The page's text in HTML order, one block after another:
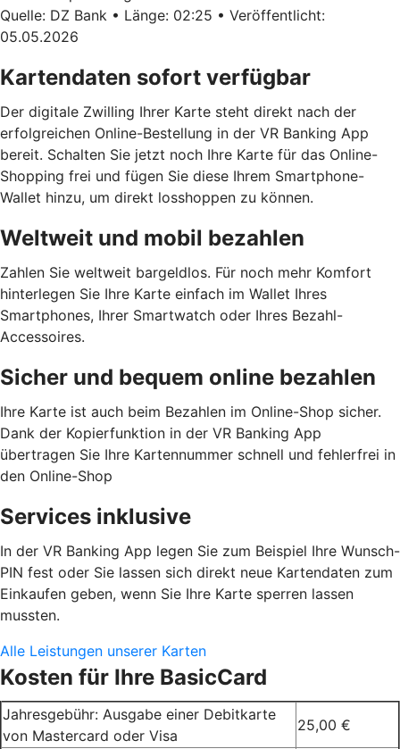
Quelle: DZ Bank • Länge: 02:25 • Veröffentlicht:
05.05.2026
Kartendaten sofort verfügbar
Der digitale Zwilling Ihrer Karte steht direkt nach der
erfolgreichen Online-Bestellung in der VR Banking App
bereit. Schalten Sie jetzt noch Ihre Karte für das Online-
Shopping frei und fügen Sie diese Ihrem Smartphone-
Wallet hinzu, um direkt losshoppen zu können.
Weltweit und mobil bezahlen
Zahlen Sie weltweit bargeldlos. Für noch mehr Komfort
hinterlegen Sie Ihre Karte einfach im Wallet Ihres
Smartphones, Ihrer Smartwatch oder Ihres Bezahl-
Accessoires.
Sicher und bequem online bezahlen
Ihre Karte ist auch beim Bezahlen im Online-Shop sicher.
Dank der Kopierfunktion in der VR Banking App
übertragen Sie Ihre Kartennummer schnell und fehlerfrei in
den Online-Shop
Services inklusive
In der VR Banking App legen Sie zum Beispiel Ihre Wunsch-
PIN fest oder Sie lassen sich direkt neue Kartendaten zum
Einkaufen geben, wenn Sie Ihre Karte sperren lassen
mussten.
Alle Leistungen unserer Karten
Kosten für Ihre BasicCard
Jahresgebühr: Ausgabe einer Debitkarte
von Mastercard oder Visa
25,00 €